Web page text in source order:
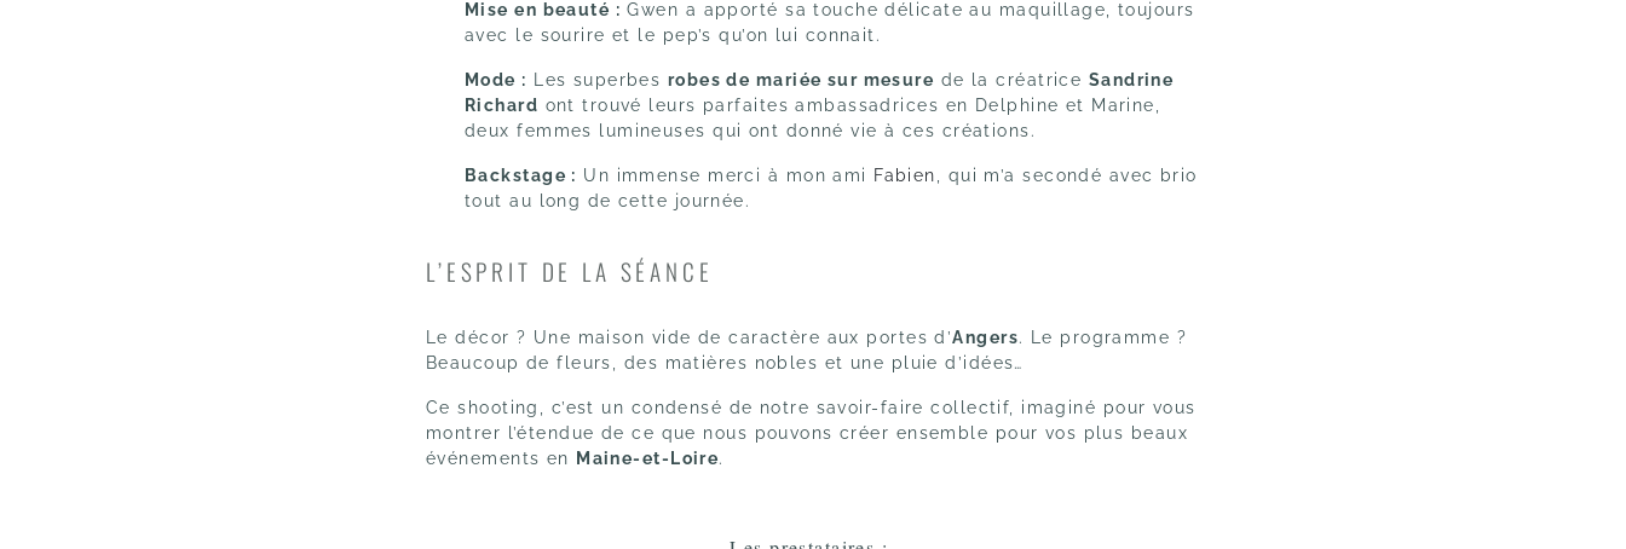
Mise en beauté : Gwen a apporté sa touche délicate au maquillage,
toujours
avec le sourire et le pep’s qu’on lui connait.
Mode : Les superbes robes de mariée sur mesure de la créatrice Sandrine
Richard ont trouvé leurs parfaites ambassadrices en Delphine et Marine,
deux femmes lumineuses qui ont donné vie à ces créations.
Backstage : Un immense merci à mon ami Fabien
qui m’a secondé avec brio
tout au long de cette journée.
L’ESPRIT DE LA SÉANCE
Le décor ? Une maison vide de caractère aux portes d’Angers. Le programme ?
Beaucoup de fleurs,
des matières nobles et une pluie d’idées…
Ce shooting, c’est un condensé de notre savoir-faire collectif,
imaginé pour vous
montrer l’étendue de ce que nous pouvons créer ensemble pour vos plus beaux
événements en Maine-et-Loire.